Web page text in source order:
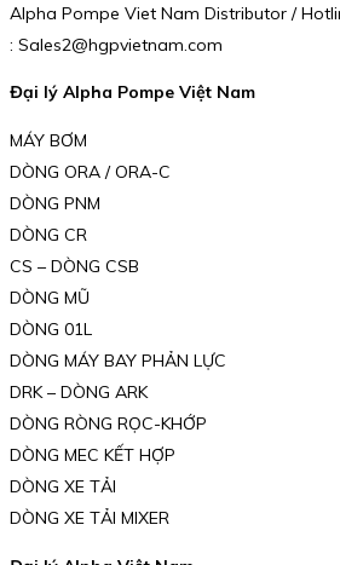
Alpha Pompe Viet Nam Distributor /
: Sales2@hgpvietnam.com
Đại lý Alpha Pompe Việt Nam
MÁY BƠM
DÒNG ORA / ORA-C
DÒNG PNM
DÒNG CR
CS – DÒNG CSB
DÒNG MŨ
DÒNG 01L
DÒNG MÁY BAY PHẢN LỰC
DRK – DÒNG ARK
DÒNG RÒNG RỌC-KHỚP
DÒNG MEC KẾT HỢP
DÒNG XE TẢI
DÒNG XE TẢI MIXER